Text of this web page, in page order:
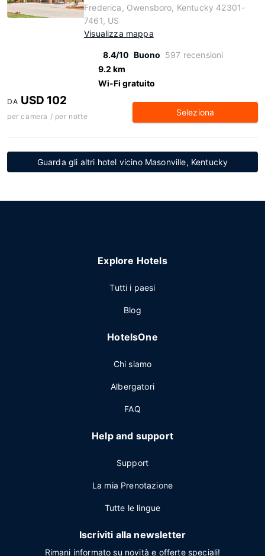
Frederica, Owensboro, Kentucky 42301-
7461, US
Visualizza mappa
8.4/10 Buono 597 recensioni
9.2 km
Wi-Fi gratuito
DA USD 102
per camera / per notte Seleziona
Guarda gli altri hotel vicino Masonville, Kentucky
Explore Hotels
Tutti i paesi
Blog
HotelsOne
Chi siamo
Albergatori
FAQ
Help and support
Support
La mia Prenotazione
Tutte le lingue
Iscriviti alla newsletter
Rimani informato su novità e offerte speciali!